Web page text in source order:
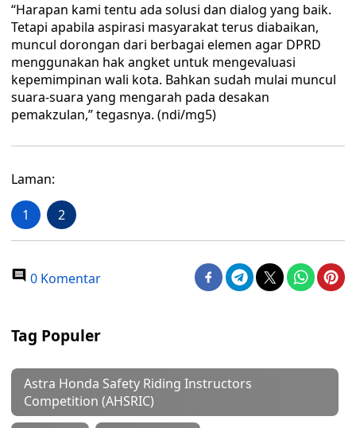
“Harapan kami tentu ada solusi dan dialog yang baik.
Tetapi apabila aspirasi masyarakat terus diabaikan,
muncul dorongan dari berbagai elemen agar DPRD
menggunakan hak angket untuk mengevaluasi
kepemimpinan wali kota. Bahkan sudah mulai muncul
suara-suara yang mengarah pada desakan
pemakzulan,” tegasnya. (ndi/mg5)
Laman:
1 2
0 Komentar
Tag Populer
Astra Honda Safety Riding Instructors
Competition (AHSRIC)